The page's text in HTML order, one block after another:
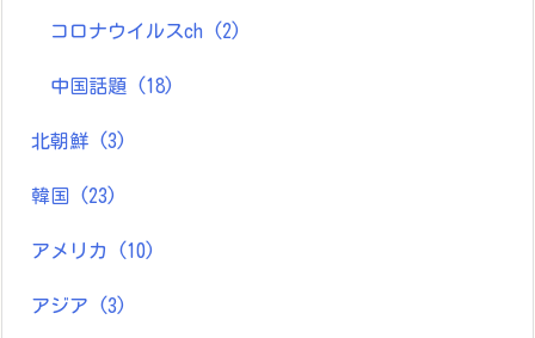
コロナウイルスch (2)
中国話題 (18)
北朝鮮 (3)
韓国 (23)
アメリカ (10)
アジア (3)